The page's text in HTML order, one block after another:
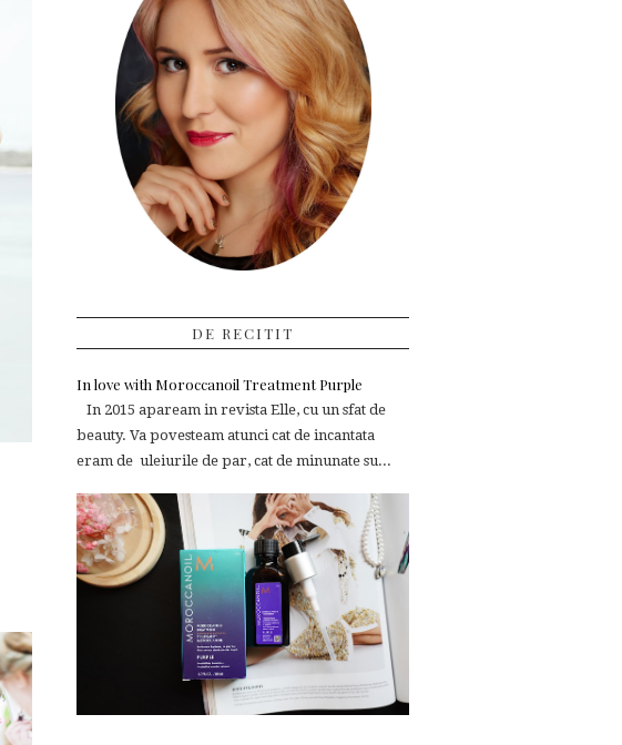
DE RECITIT
In love with Moroccanoil Treatment Purple
In 2015 apaream in revista Elle, cu un sfat de
beauty. Va povesteam atunci cat de incantata
eram de uleiurile de par, cat de minunate su...